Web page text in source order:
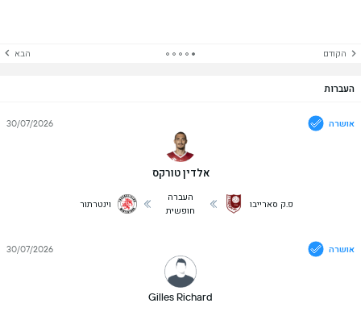
הקודם הבא
העברות
אושרה
אלדין טורקס
30/07/2026
פ.ק סארייבו
העברה
חופשית
וינטרתור
אושרה
Gilles Richard
30/07/2026